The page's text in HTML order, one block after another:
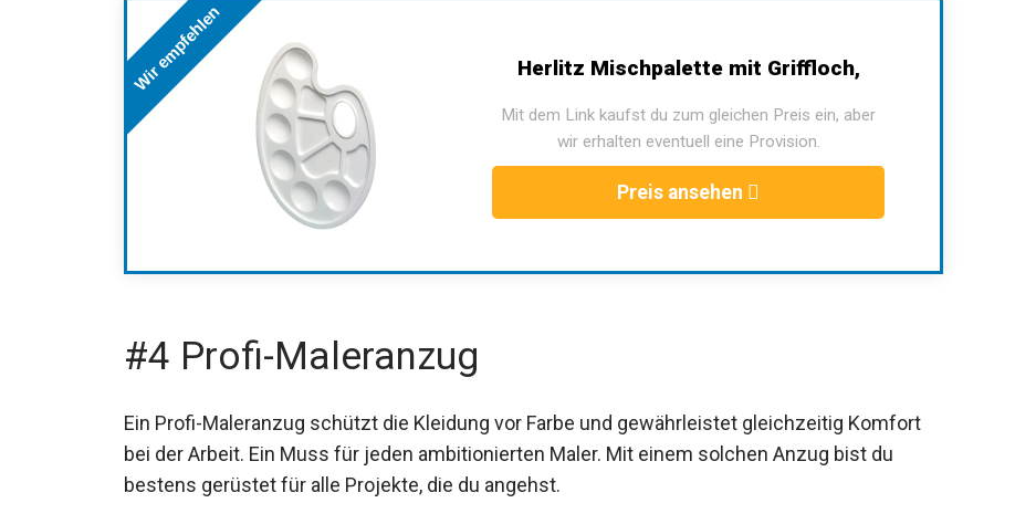
Wir empfehlen Herlitz Mischpalette mit Griffloch,
Mit dem Link kaufst du zum gleichen Preis ein, aber
wir erhalten eventuell eine Provision.
Preis ansehen
#4 Profi-Maleranzug
Ein Profi-Maleranzug schützt die Kleidung vor Farbe und gewährleistet gleichzeitig Komfort
bei der Arbeit. Ein Muss für jeden ambitionierten Maler. Mit einem solchen Anzug bist du
bestens gerüstet für alle Projekte, die du angehst.